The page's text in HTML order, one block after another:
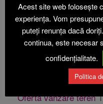
Anunt PUZ Etapa 1
Anunt PUZ Etapa 2
iulie 2026
Oferta vanzare teren
Oferta vanzare teren
Oferta vanzare teren
Acest site web folosește
experiența. Vom
puteți renunța dacă
continua, este necesar
confidențialitate.
Politica